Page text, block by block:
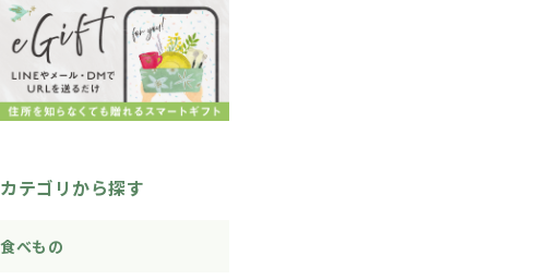
カテゴリから探す
食べもの